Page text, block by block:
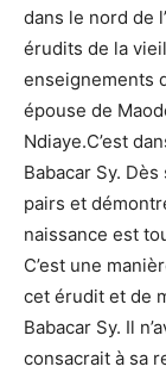
dans le nord de
érudits de la
enseignements
épouse de
Ndiaye.C’est
Babacar Sy.
pairs et
naissance est
C’est une
cet érudit et de
Babacar Sy. Il
consacrait à sa